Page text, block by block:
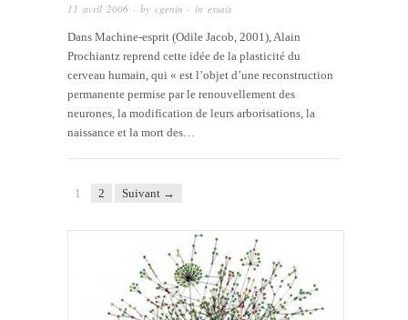
11 avril 2006 · by cgenin · in essais
Dans Machine-esprit (Odile Jacob, 2001), Alain
Prochiantz reprend cette idée de la plasticité du
cerveau humain, qui « est l’objet d’une reconstruction
permanente permise par le renouvellement des
neurones, la modification de leurs arborisations, la
naissance et la mort des…
1 2 Suivant →